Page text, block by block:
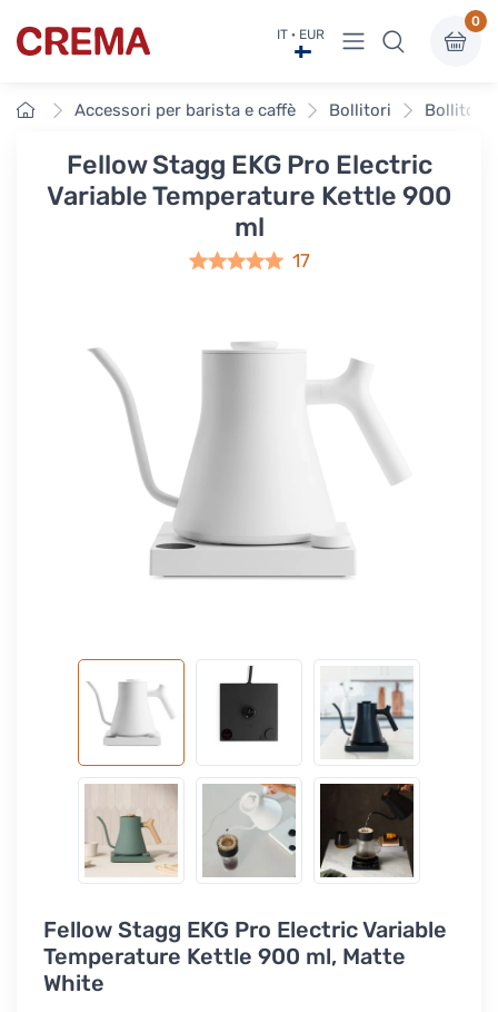
Crema IT · EUR Visualizza menu
0
HomeAccessori per barista e caffè Bollitori Bollitori
Fellow Stagg EKG Pro Electric
Variable Temperature Kettle 900
ml
17
Fellow Stagg EKG Pro Electric Variable
Temperature Kettle 900 ml, Matte
White